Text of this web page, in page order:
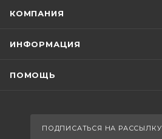
КОМПАНИЯ
ИНФОРМАЦИЯ
ПОМОЩЬ
ПОДПИСАТЬСЯ НА РАССЫЛКУ